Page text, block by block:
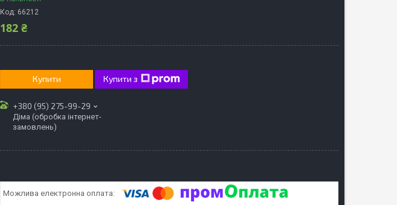
Код: 66212
182 ₴
Купити Купити з
+380 (95) 275-99-29
Діма (обробка інтернет-
замовлень)